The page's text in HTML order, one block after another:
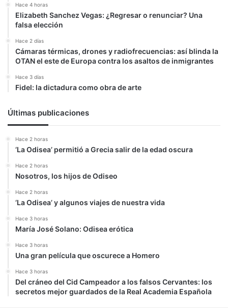
Hace 4 horas
Elizabeth Sanchez Vegas: ¿Regresar o renunciar? Una
falsa elección
Hace 2 días
Cámaras térmicas, drones y radiofrecuencias: así blinda la
OTAN el este de Europa contra los asaltos de inmigrantes
Hace 3 días
Fidel: la dictadura como obra de arte
Últimas publicaciones
Hace 2 horas
‘La Odisea’ permitió a Grecia salir de la edad oscura
Hace 2 horas
Nosotros, los hijos de Odiseo
Hace 2 horas
‘La Odisea’ y algunos viajes de nuestra vida
Hace 3 horas
María José Solano: Odisea erótica
Hace 3 horas
Una gran película que oscurece a Homero
Hace 3 horas
Del cráneo del Cid Campeador a los falsos Cervantes: los
secretos mejor guardados de la Real Academia Española